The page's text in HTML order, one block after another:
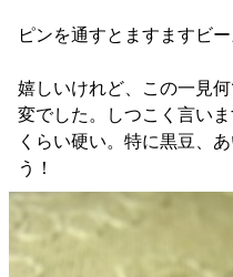
ピンを通すとますますビ
嬉しいけれど、この一見
変でした。しつこく言い
くらい硬い。特に黒豆、
う！